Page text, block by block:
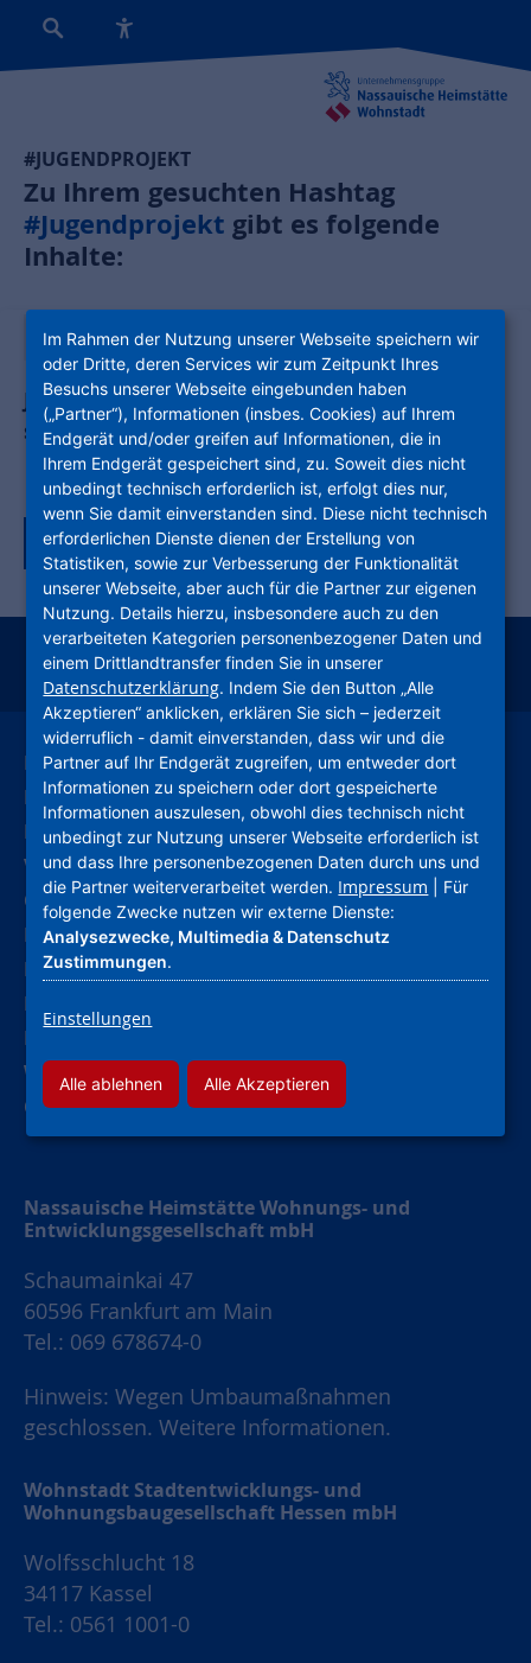
#JUGENDPROJEKT
Zu Ihrem gesuchten Hashtag
#Jugendprojekt gibt es folgende
Inhalte:
News:
Jugendliche brauchen nicht nur Nachhilfe,
sondern Vorbilder!
Zurück zur Tagübersicht
instagramfacebookyoutubelinkedinkununu
Leichte Sprache
Deutsche Gebärdensprache
Kontakt
Verhaltenskodex (CoC)
Compliance
Hinweise und Meldestelle
Barrierefreiheitserklärung
Impressum
Datenschutz
Widerruf Werbung
Cookie-Einstellungen
Nassauische Heimstätte Wohnungs- und
Entwicklungsgesellschaft mbH
Schaumainkai 47
60596 Frankfurt am Main
Tel.: 069 678674-0
Hinweis: Wegen Umbaumaßnahmen
geschlossen. Weitere Informationen.
Wohnstadt Stadtentwicklungs- und
Wohnungsbaugesellschaft Hessen mbH
Wolfsschlucht 18
34117 Kassel
Tel.: 0561 1001-0
Im Rahmen der Nutzung unserer Webseite speichern wir
oder Dritte, deren Services wir zum Zeitpunkt Ihres
Besuchs unserer Webseite eingebunden haben
(„Partner“), Informationen (insbes. Cookies) auf Ihrem
Endgerät und/oder greifen auf Informationen, die in
Ihrem Endgerät gespeichert sind, zu. Soweit dies nicht
unbedingt technisch erforderlich ist, erfolgt dies nur,
wenn Sie damit einverstanden sind. Diese nicht technisch
erforderlichen Dienste dienen der Erstellung von
Statistiken, sowie zur Verbesserung der Funktionalität
unserer Webseite, aber auch für die Partner zur eigenen
Nutzung. Details hierzu, insbesondere auch zu den
verarbeiteten Kategorien personenbezogener Daten und
einem Drittlandtransfer finden Sie in unserer
Datenschutzerklärung. Indem Sie den Button „Alle
Akzeptieren“ anklicken, erklären Sie sich – jederzeit
widerruflich - damit einverstanden, dass wir und die
Partner auf Ihr Endgerät zugreifen, um entweder dort
Informationen zu speichern oder dort gespeicherte
Informationen auszulesen, obwohl dies technisch nicht
unbedingt zur Nutzung unserer Webseite erforderlich ist
und dass Ihre personenbezogenen Daten durch uns und
die Partner weiterverarbeitet werden. Impressum | Für
folgende Zwecke nutzen wir externe Dienste:
Analysezwecke, Multimedia & Datenschutz
Zustimmungen.
Einstellungen
Alle ablehnen Alle Akzeptieren